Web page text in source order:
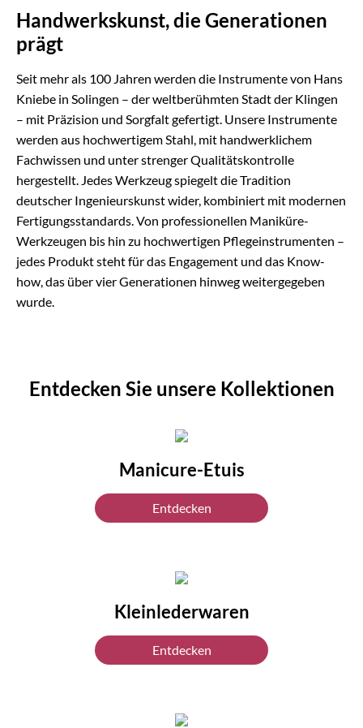
Handwerkskunst, die Generationen
prägt
Seit mehr als 100 Jahren werden die Instrumente von Hans
Kniebe in Solingen – der weltberühmten Stadt der Klingen
– mit Präzision und Sorgfalt gefertigt. Unsere Instrumente
werden aus hochwertigem Stahl, mit handwerklichem
Fachwissen und unter strenger Qualitätskontrolle
hergestellt. Jedes Werkzeug spiegelt die Tradition
deutscher Ingenieurskunst wider, kombiniert mit modernen
Fertigungsstandards. Von professionellen Maniküre-
Werkzeugen bis hin zu hochwertigen Pflegeinstrumenten –
jedes Produkt steht für das Engagement und das Know-
how, das über vier Generationen hinweg weitergegeben
wurde.
Entdecken Sie unsere Kollektionen
Manicure-Etuis
Entdecken
Kleinlederwaren
Entdecken